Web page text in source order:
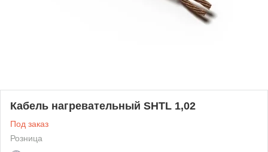
Кабель нагревательный SHTL 1,02
Под заказ
Розница